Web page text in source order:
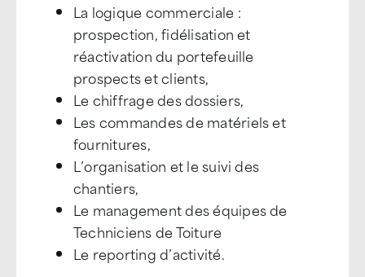
La logique commerciale :
prospection, fidélisation et
réactivation du portefeuille
prospects et clients,
Le chiffrage des dossiers,
Les commandes de matériels et
fournitures,
L’organisation et le suivi des
chantiers,
Le management des équipes de
Techniciens de Toiture
Le reporting d’activité.